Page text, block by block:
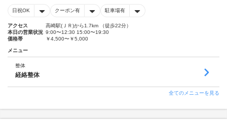
日祝OK クーポン有 駐車場有
アクセス
高崎駅(ＪＲ)から1.7km （徒歩22分）
本日の営業状況 9:00〜12:30 15:00〜19:30
価格帯
￥4,500〜￥5,000
メニュー
整体
経絡整体
全てのメニューを見る